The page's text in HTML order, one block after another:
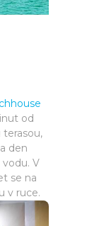
od
terasou,
den
V
se na
v ruce.